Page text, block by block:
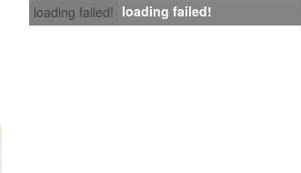
loading failed! loading failed!